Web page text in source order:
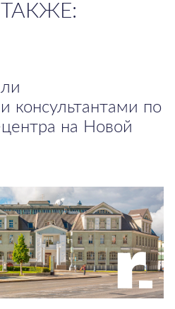
консультантами по
на Новой